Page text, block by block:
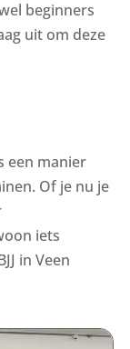
beginners
uit om deze
een manier
Of je nu je
iets
in Veen